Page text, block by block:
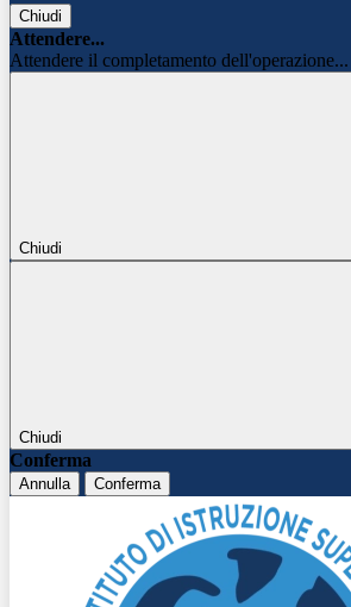
Chiudi
Attendere...
Attendere il completamento dell'operazione...
Chiudi
Chiudi
Conferma
Annulla Conferma